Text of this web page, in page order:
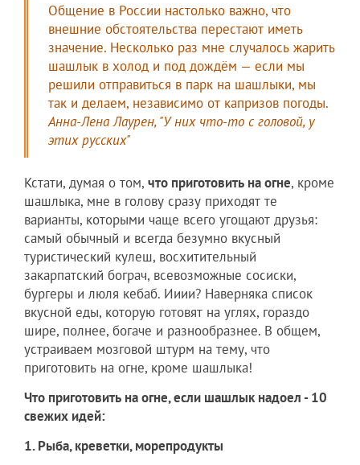
Общение в России настолько важно, что
внешние обстоятельства перестают иметь
значение. Несколько раз мне случалось жарить
шашлык в холод и под дождём — если мы
решили отправиться в парк на шашлыки, мы
так и делаем, независимо от капризов погоды.
Анна-Лена Лаурен, "У них что-то с головой, у
этих русских"
Кстати, думая о том, что приготовить на огне, кроме
шашлыка, мне в голову сразу приходят те
варианты, которыми чаще всего угощают друзья:
самый обычный и всегда безумно вкусный
туристический кулеш, восхитительный
закарпатский бограч, всевозможные сосиски,
бургеры и люля кебаб. Ииии? Наверняка список
вкусной еды, которую готовят на углях, гораздо
шире, полнее, богаче и разнообразнее. В общем,
устраиваем мозговой штурм на тему, что
приготовить на огне, кроме шашлыка!
Что приготовить на огне, если шашлык надоел - 10
свежих идей:
1. Рыба, креветки, морепродукты